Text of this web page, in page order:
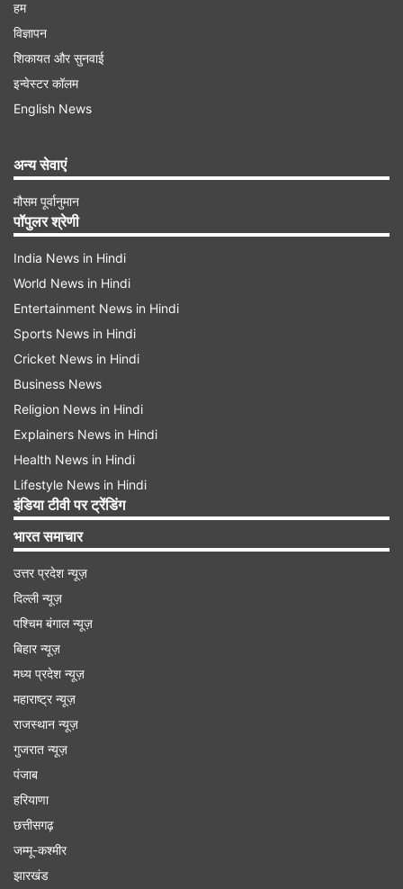
सरकारी आंकड़ों के अनुसार, वित्त वर्ष 2025-26 की चौथी
तिमाही में GDP ग्रोथ 7.8% रही। यह आंकड़ा एक्सपर्ट्स के
अनुमान से बेहतर है। वहीं तीसरी तिमाही की वृद्धि दर को
संशोधित कर 8% कर दिया गया है। महंगाई को समायोजित
करने के बाद देश की GDP बढ़कर 323.12 लाख करोड़
रुपये हो गई, जो पिछले वित्त वर्ष में 299.89 लाख करोड़
रुपये थी। यह दिखाता है कि भारतीय अर्थव्यवस्था लगातार
विस्तार कर रही है।
नए GDP बेस ईयर का भी दिखा असर
भारत अब नई GDP सीरीज के तहत आंकड़े जारी कर रहा
है। सरकार ने 2022-23 को नया बेस ईयर बनाया है।
इसका मकसद महामारी के बाद उपभोक्ताओं के बदले व्यवहार,
डिजिटल अर्थव्यवस्था के विस्तार और नई आर्थिक गतिविधियों
को बेहतर तरीके से शामिल करना है। नई प्रणाली से देश की
वास्तविक आर्थिक स्थिति का अधिक सटीक आकलन संभव
हम
विज्ञापन
शिकायत और सुनवाई
इन्वेस्टर कॉलम
English News
अन्य सेवाएं
मौसम पूर्वानुमान
पॉपुलर श्रेणी
India News in Hindi
World News in Hindi
Entertainment News in Hindi
Sports News in Hindi
Cricket News in Hindi
Business News
Religion News in Hindi
Explainers News in Hindi
Health News in Hindi
Lifestyle News in Hindi
इंडिया टीवी पर ट्रेंडिंग
भारत समाचार
उत्तर प्रदेश न्यूज़
दिल्ली न्यूज़
पश्चिम बंगाल न्यूज़
बिहार न्यूज़
मध्य प्रदेश न्यूज़
महाराष्ट्र न्यूज़
राजस्थान न्यूज़
गुजरात न्यूज़
पंजाब
हरियाणा
छत्तीसगढ़
जम्मू-कश्मीर
झारखंड